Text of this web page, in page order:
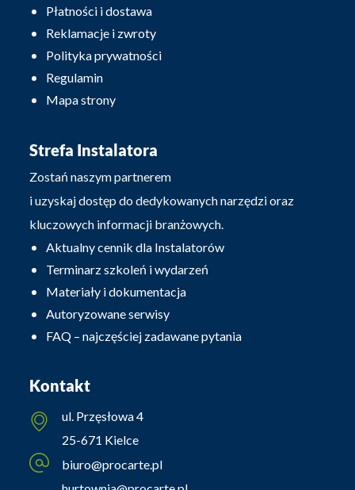
Płatności i dostawa
Reklamacje i zwroty
Polityka prywatności
Regulamin
Mapa strony
Strefa Instalatora
Zostań naszym partnerem
i uzyskaj dostęp do dedykowanych narzędzi oraz
kluczowych informacji branżowych.
Aktualny cennik dla Instalatorów
Terminarz szkoleń i wydarzeń
Materiały i dokumentacja
Autoryzowane serwisy
FAQ – najczęściej zadawane pytania
Kontakt
ul. Przęsłowa 4
25-671 Kielce
biuro@procarte.pl